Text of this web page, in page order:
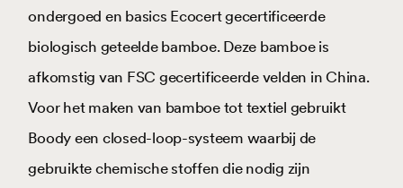
ondergoed en basics Ecocert gecertificeerde
biologisch geteelde bamboe. Deze bamboe is
afkomstig van FSC gecertificeerde velden in China.
Voor het maken van bamboe tot textiel gebruikt
Boody een closed-loop-systeem waarbij de
gebruikte chemische stoffen die nodig zijn